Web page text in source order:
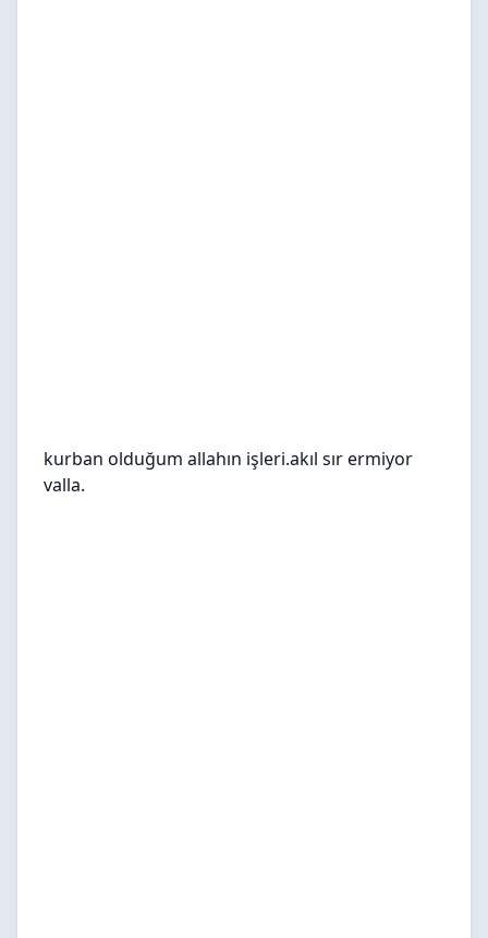
kurban olduğum allahın işleri.akıl sır ermiyor
valla.